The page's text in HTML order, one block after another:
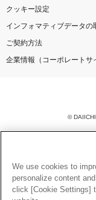
クッキー設定
インフォマティブデータの
ご契約方法
企業情報（コーポレートサ
©
このサイトに掲載されてい
を問わず、著作権法の定め
とを禁じます。
楽曲及びコンテンツは、機
楽曲及びコンテンツの配信
We use cookies to
personalize content
click [Cookie Settings]